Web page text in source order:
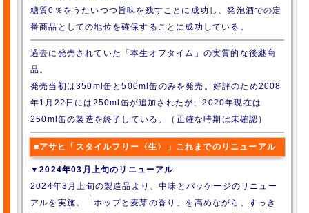
糖質0％をうたいつつ旨味を残すことに成功し、発泡酒での定
番商品としての地位を確保することに成功している。
過去に発売されていた「本生オフタイム」の実質的な後継商
品。
発売当初は350ml缶と500ml缶のみを発売。好評のため2008
年1月22日には250ml缶が追加されたが、2020年現在は
250ml缶の製造を終了している。（正確な時期は未確認）
■アサヒ「スタイルフリー〈生〉」これまでのリニューアル
▼2024年03月上旬のリニューアル
2024年3月上旬の製造品より、中味とパッケージのリニュー
アルを実施。「ホップと麦芽の香り」を高めながら、すっき